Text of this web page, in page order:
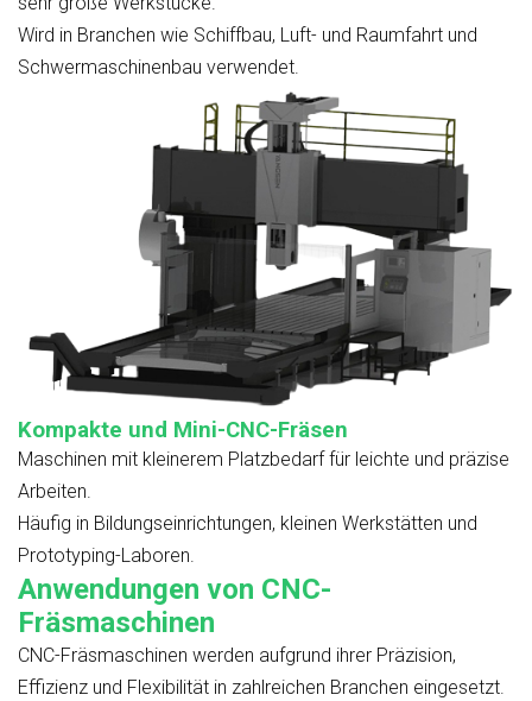
Wird in Branchen wie Schiffbau, Luft- und Raumfahrt und
Schwermaschinenbau verwendet.
Kompakte und Mini-CNC-Fräsen
Maschinen mit kleinerem Platzbedarf für leichte und präzise
Arbeiten.
Häufig in Bildungseinrichtungen, kleinen Werkstätten und
Prototyping-Laboren.
Anwendungen von CNC-
Fräsmaschinen
CNC-Fräsmaschinen werden aufgrund ihrer Präzision,
Effizienz und Flexibilität in zahlreichen Branchen eingesetzt.